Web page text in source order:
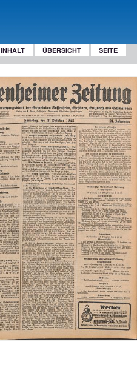
INHALT ÜBERSICHT SEITE